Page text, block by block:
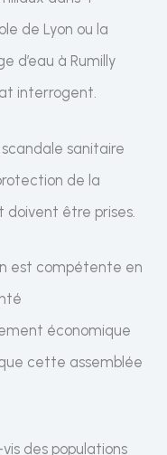
de Lyon ou la
d’eau à Rumilly
interrogent.
scandale sanitaire
de la
doivent être prises.
est compétente en
économique
cette assemblée
des populations